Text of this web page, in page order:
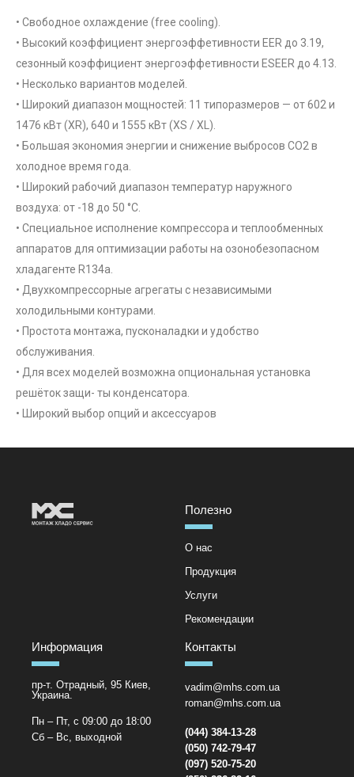
• Свободное охлаждение (free cooling).
• Высокий коэффициент энергоэффетивности EER до 3.19,
сезонный коэффициент энергоэффетивности ESEER до 4.13.
• Несколько вариантов моделей.
• Широкий диапазон мощностей: 11 типоразмеров — от 602 и
1476 кВт (XR), 640 и 1555 кВт (XS / XL).
• Большая экономия энергии и снижение выбросов CO2 в
холодное время года.
• Широкий рабочий диапазон температур наружного
воздуха: от -18 до 50 °С.
• Специальное исполнение компрессора и теплообменных
аппаратов для оптимизации работы на озонобезопасном
хладагенте R134a.
• Двухкомпрессорные агрегаты с независимыми
холодильными контурами.
• Простота монтажа, пусконаладки и удобство
обслуживания.
• Для всех моделей возможна опциональная установка
решёток защи- ты конденсатора.
• Широкий выбор опций и аксессуаров
Полезно
О нас
Продукция
Услуги
Рекомендации
Информация
пр-т. Отрадный, 95 Киев,
Украина.
Пн – Пт, с 09:00 до 18:00
Сб – Вс, выходной
Контакты
vadim@mhs.com.ua
roman@mhs.com.ua
(044) 384-13-28
(050) 742-79-47
(097) 520-75-20